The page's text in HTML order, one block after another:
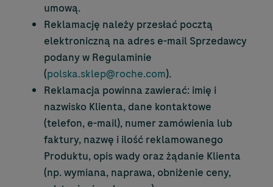
umową.
Reklamację należy przesłać pocztą
elektroniczną na adres e-mail Sprzedawcy
podany w Regulaminie
(polska.sklep@roche.com).
Reklamacja powinna zawierać: imię i
nazwisko Klienta, dane kontaktowe
(telefon, e-mail), numer zamówienia lub
faktury, nazwę i ilość reklamowanego
Produktu, opis wady oraz żądanie Klienta
(np. wymiana, naprawa, obniżenie ceny,